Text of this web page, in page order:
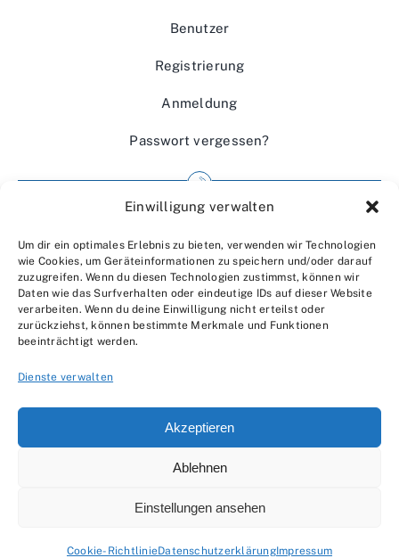
Einwilligung verwalten
Um dir ein optimales Erlebnis zu bieten, verwenden wir Technologien
wie Cookies, um Geräteinformationen zu speichern und/oder darauf
zuzugreifen. Wenn du diesen Technologien zustimmst, können wir
Daten wie das Surfverhalten oder eindeutige IDs auf dieser Website
verarbeiten. Wenn du deine Einwilligung nicht erteilst oder
zurückziehst, können bestimmte Merkmale und Funktionen
beeinträchtigt werden.
Dienste verwalten
Akzeptieren
Ablehnen
Einstellungen ansehen
Cookie-RichtlinieDatenschutzerklärungImpressum
Benutzer
Registrierung
Anmeldung
Passwort vergessen?
Wir über uns
Kontakt
Datenschutzerklärung
© 2007 - 2026 •by Moveco